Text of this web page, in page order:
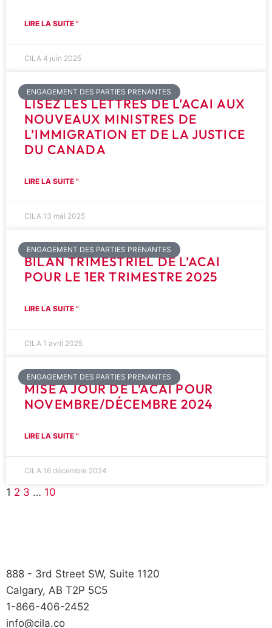
LIRE LA SUITE "
CILA 4 juin 2025
ENGAGEMENT DES PARTIES PRENANTES
LISEZ LES LETTRES DE L’ACAI AUX
NOUVEAUX MINISTRES DE
L’IMMIGRATION ET DE LA JUSTICE
DU CANADA
LIRE LA SUITE "
CILA 13 mai 2025
ENGAGEMENT DES PARTIES PRENANTES
BILAN TRIMESTRIEL DE L’ACAI
POUR LE 1ER TRIMESTRE 2025
LIRE LA SUITE "
CILA 1 avril 2025
ENGAGEMENT DES PARTIES PRENANTES
MISE À JOUR DE L’ACAI POUR
NOVEMBRE/DÉCEMBRE 2024
LIRE LA SUITE "
CILA 16 décembre 2024
1 2 3 … 10
888 - 3rd Street SW, Suite 1120
Calgary, AB T2P 5C5
1-866-406-2452
info@cila.co